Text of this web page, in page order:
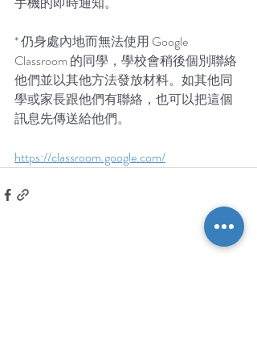
* 仍身處內地而無法使用 Google
Classroom 的同學，學校會稍後個別聯絡
他們並以其他方法發放材料。如其他同
學或家長跟他們有聯絡，也可以把這個
訊息先傳送給他們。
https://classroom.google.com/